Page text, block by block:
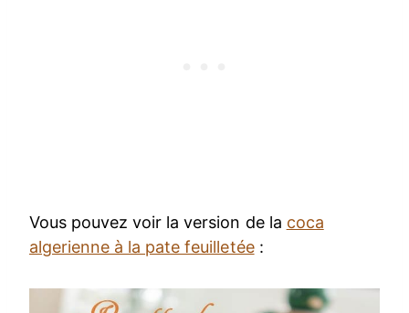
Vous pouvez voir la version de la coca
algerienne à la pate feuilletée: